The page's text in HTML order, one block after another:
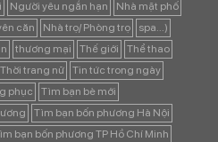
Người yêu ngắn hạn
Nhà mặt phố
căn Nhà trọ/ Phòng trọ
spa...)
thương mại Thế giới
Thể thao
Thời trang nữ
Tin tức trong ngày
phục
Tìm bạn bè mới
Tìm bạn bốn phương Hà Nội
bạn bốn phương TP Hồ Chí Minh